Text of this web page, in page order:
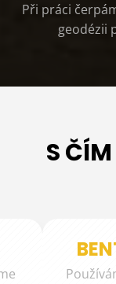
Při práci
geodézii
S